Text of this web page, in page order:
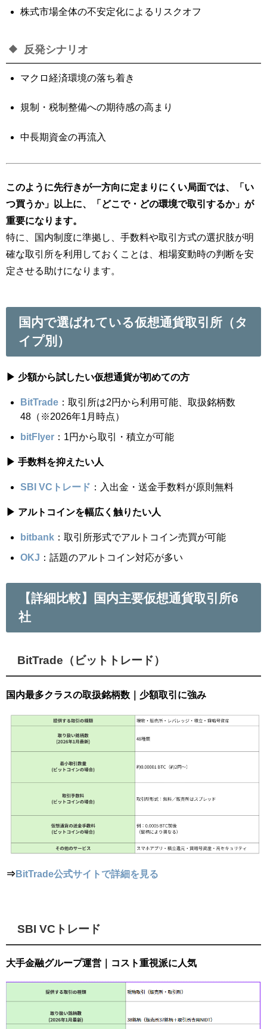
株式市場全体の不安定化によるリスクオフ
反発シナリオ
マクロ経済環境の落ち着き
規制・税制整備への期待感の高まり
中長期資金の再流入
このように先行きが一方向に定まりにくい局面では、「い
つ買うか」以上に、「どこで・どの環境で取引するか」が
重要になります。
特に、国内制度に準拠し、手数料や取引方式の選択肢が明
確な取引所を利用しておくことは、相場変動時の判断を安
定させる助けになります。
国内で選ばれている仮想通貨取引所（タ
イプ別）
▶ 少額から試したい仮想通貨が初めての方
BitTrade ：取引所は2円から利用可能、取扱銘柄数
48（※2026年1月時点）
bitFlyer ：1円から取引・積立が可能
▶ 手数料を抑えたい人
SBI VCトレード ：入出金・送金手数料が原則無料
▶ アルトコインを幅広く触りたい人
bitbank ：取引所形式でアルトコイン売買が可能
OKJ ：話題のアルトコイン対応が多い
【詳細比較】国内主要仮想通貨取引所6
社
BitTrade（ビットトレード）
国内最多クラスの取扱銘柄数｜少額取引に強み
⇒BitTrade公式サイトで詳細を見る
SBI VCトレード
大手金融グループ運営｜コスト重視派に人気